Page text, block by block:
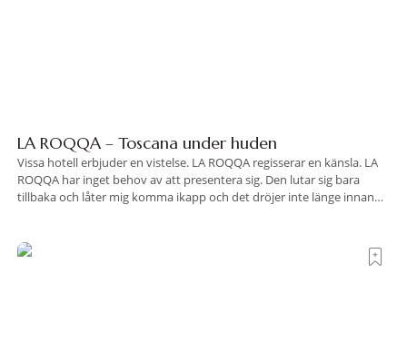
LA ROQQA – Toscana under huden
Vissa hotell erbjuder en vistelse. LA ROQQA regisserar en känsla. LA
ROQQA har inget behov av att presentera sig. Den lutar sig bara
tillbaka och låter mig komma ikapp och det dröjer inte länge innan